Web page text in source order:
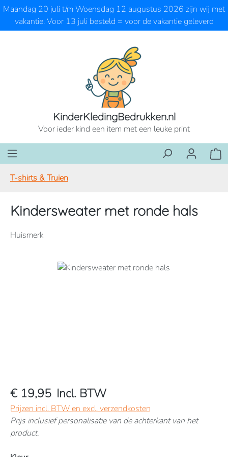
Ga naar de hoofdinhoud
Maandag 20 juli t/m Woensdag 12 augustus 2026 zijn wij met
vakantie. Voor 13 juli besteld = voor de vakantie geleverd
KinderKledingBedrukken.nl
Voor ieder kind een item met een leuke print
T-shirts & Truien
Kindersweater met ronde hals
Huismerk
Afbeeldingengalerij overslaan
€ 19,95 Incl. BTW
Prijzen incl. BTW en excl. verzendkosten
Prijs inclusief personalisatie van de achterkant van het
product.